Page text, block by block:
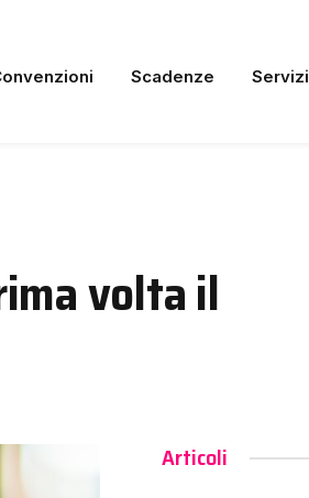
Scadenze Servizi
volta il
Articoli